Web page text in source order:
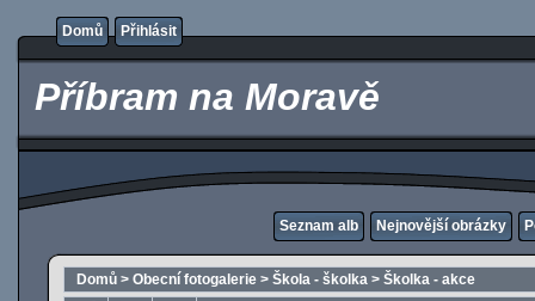
Domů Přihlásit
Příbram na Moravě
Seznam alb Nejnovější obrázky
Domů > Obecní fotogalerie > Škola - školka > Školka - akce